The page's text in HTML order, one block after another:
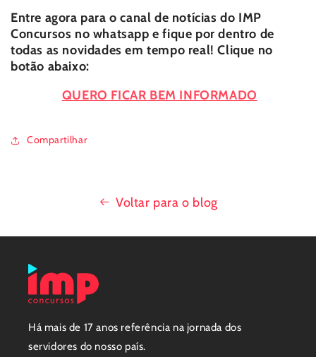
Entre agora para o canal de notícias do IMP
Concursos no whatsapp e fique por dentro de
todas as novidades em tempo real! Clique no
botão abaixo:
QUERO FICAR BEM INFORMADO
Compartilhar
Voltar para o blog
Há mais de 17 anos referência na jornada dos
servidores do nosso país.